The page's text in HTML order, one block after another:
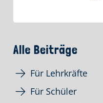
Alle Beiträge
Für Lehrkräfte
Für Schüler